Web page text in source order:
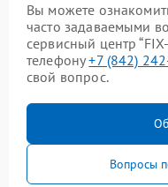
Вы можете
часто задаваемыми
сервисный центр
телефону+7 (842)
свой вопрос.
Вопросы